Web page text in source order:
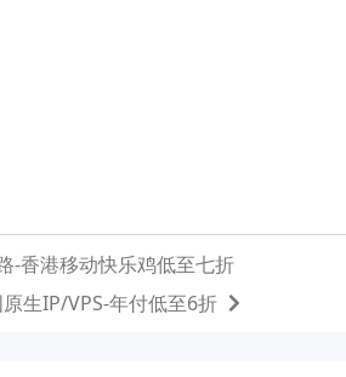
-香港移动快乐鸡低至七折
生IP/VPS-年付低至6折